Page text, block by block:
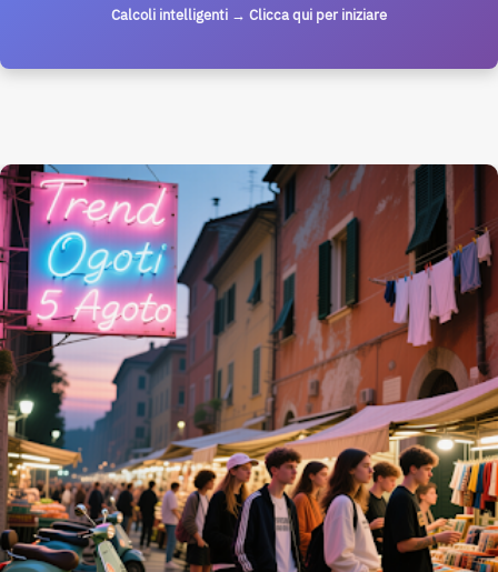
Calcoli intelligenti → Clicca qui per iniziare